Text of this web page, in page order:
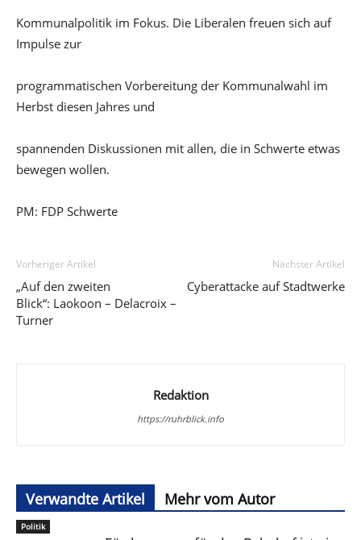
Kommunalpolitik im Fokus. Die Liberalen freuen sich auf
Impulse zur
programmatischen Vorbereitung der Kommunalwahl im
Herbst diesen Jahres und
spannenden Diskussionen mit allen, die in Schwerte etwas
bewegen wollen.
PM: FDP Schwerte
Vorheriger Artikel
„Auf den zweiten
Blick“: Laokoon – Delacroix –
Turner
Nächster Artikel
Cyberattacke auf Stadtwerke
Redaktion
https://ruhrblick.info
Verwandte Artikel Mehr vom Autor
Politik